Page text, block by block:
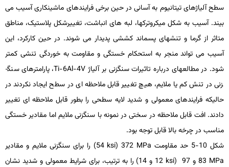
سطح آلیاژهای تیتانیوم به آسانی در حین برخی فرایندهای ماشین­کاری آسیب می
­بیند. آسیب به شکل میکروترک­ها، لبه­ های انباشت، تغییرشکل پلاستیک، مناطق
متاثر از گرما و تنش­های پسماند کششی پدیدار می­ شوند. در حین کارکرد، این
آسیب می ­تواند منجر به استحکام خستگی و مقاومت به خوردگی تنشی کمتر
شود. در مطالعه­ای درباره تاثیرات سنگ­زنی بر آلیاژ Ti-6Al-4V، پارامترهای سنگ­
زنی در تنش کم یا ملایم، هیچ تغییر قابل ملاحظه ­ای در سطح ایجاد نکردند در
حالی­که فرایندهای معمولی و شدید لایه سطحی را بطور قابل ملاحظه ­ای تغییر
دادند. افت قابل­ ملاحظه در سختی در نمونه با سنگ­زنی ملایم اما مقادیر خستگی
مناسب در چرخه بالا قابل توجه بود.
شکل 10-5 حد مقاومت
MPa
ksi 54) را برای سنگ­زنی ملایم و مقادیر
MPa
ksi
12 و 14) را به ترتیب، برای شرایط معمولی و شدید نشان